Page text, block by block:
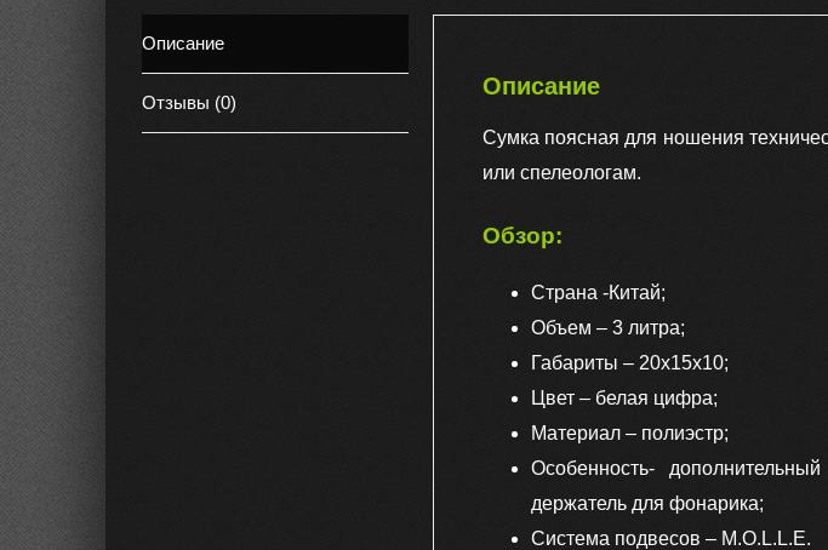
Описание
Отзывы (0)
Описание
Сумка поясная для ношения
или спелеологам.
Обзор:
Страна -Китай;
Объем – 3 литра;
Габариты – 20х15х10;
Цвет – белая цифра;
Материал – полиэстр;
Особенность-
держатель для фонарика;
Система подвесов – M.O.L.L.E.